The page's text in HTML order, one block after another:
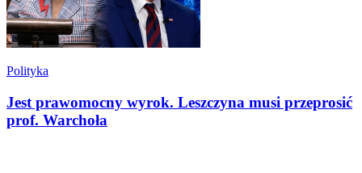
Polityka
Jest prawomocny wyrok. Leszczyna musi przeprosić
prof. Warchoła